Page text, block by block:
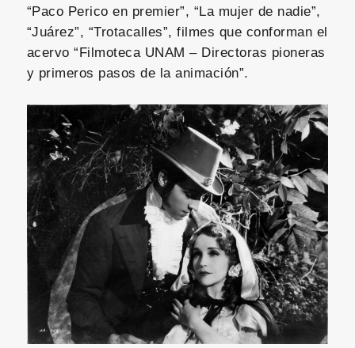
“Paco Perico en premier”, “La mujer de nadie”,
“Juárez”, “Trotacalles”, filmes que conforman el
acervo “Filmoteca UNAM – Directoras pioneras
y primeros pasos de la animación”.